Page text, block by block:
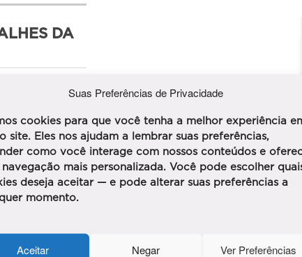
Suas Preferências de Privacidade
cookies para que você tenha a melhor experiência
site. Eles nos ajudam a lembrar suas preferências,
como você interage com nossos conteúdos e
navegação mais personalizada. Você pode escolher
deseja aceitar — e pode alterar suas preferências a
momento.
Aceitar Negar Ver Preferências
DA